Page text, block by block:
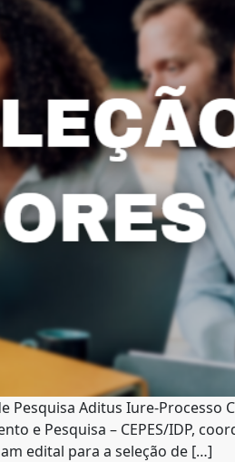
Pesquisa Aditus Iure-Processo
e Pesquisa – CEPES/IDP,
edital para a seleção de […]